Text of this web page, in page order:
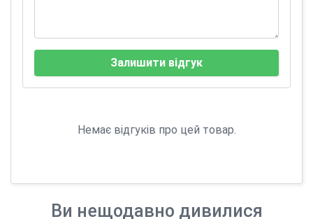
Залишити відгук
Немає відгуків про цей товар.
Ви нещодавно дивилися